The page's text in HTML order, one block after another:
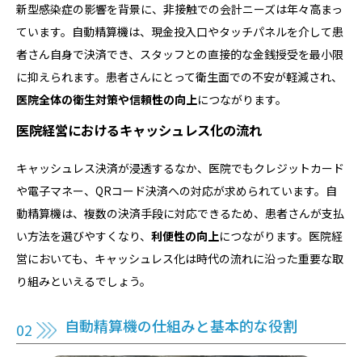
新型感染症の影響を背景に、非接触での会計ニーズは年々高まっ
ています。自動精算機は、現金投入口やタッチパネルを介して患
者さん自身で決済でき、スタッフとの直接的な金銭授受を最小限
に抑えられます。患者さんにとって衛生面での不安が軽減され、
医院全体の衛生対策や信頼性の向上につながります。
医院経営におけるキャッシュレス化の流れ
キャッシュレス決済が浸透するなか、医院でもクレジットカード
や電子マネー、QRコード決済への対応が求められています。自
動精算機は、複数の決済手段に対応できるため、患者さんが支払
い方法を選びやすくなり、 利便性の向上につながります。医院経
営においても、キャッシュレス化は時代の流れに沿った重要な取
り組みといえるでしょう。
自動精算機の仕組みと基本的な役割